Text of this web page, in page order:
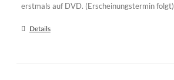
erstmals auf DVD. (Erscheinungstermin folgt)
Details